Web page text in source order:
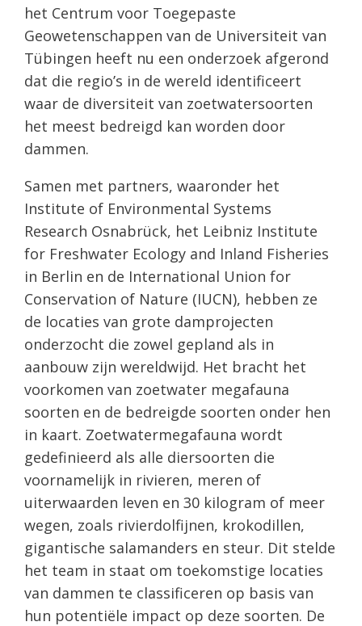
het Centrum voor Toegepaste
Geowetenschappen van de Universiteit van
Tübingen heeft nu een onderzoek afgerond
dat die regio’s in de wereld identificeert
waar de diversiteit van zoetwatersoorten
het meest bedreigd kan worden door
dammen.
Samen met partners, waaronder het
Institute of Environmental Systems
Research Osnabrück, het Leibniz Institute
for Freshwater Ecology and Inland Fisheries
in Berlin en de International Union for
Conservation of Nature (IUCN), hebben ze
de locaties van grote damprojecten
onderzocht die zowel gepland als in
aanbouw zijn wereldwijd. Het bracht het
voorkomen van zoetwater megafauna
soorten en de bedreigde soorten onder hen
in kaart. Zoetwatermegafauna wordt
gedefinieerd als alle diersoorten die
voornamelijk in rivieren, meren of
uiterwaarden leven en 30 kilogram of meer
wegen, zoals rivierdolfijnen, krokodillen,
gigantische salamanders en steur. Dit stelde
het team in staat om toekomstige locaties
van dammen te classificeren op basis van
hun potentiële impact op deze soorten. De